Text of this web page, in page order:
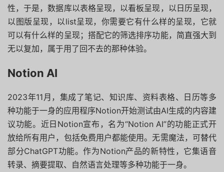
性，于是，数据库以表格呈现，以看板呈现，以日历呈现，
以图版呈现，以list呈现，你需要它有什么样的呈现，它就
可以有什么样的呈现；搭配它的筛选排序功能，简直强大到
无以复加，属于用了回不去的那种体验。
Notion AI
2023年11月，集成了笔记、知识库、资料表格、日历等多
种功能于一身的应用程序Notion开始测试由AI生成的内容建
议功能。近日Notion宣布，名为“Notion AI”的功能正式开
放给所有用户，包括免费用户都能使用。无需魔法，可替代
部分ChatGPT功能。作为Notion产品的新特性，它集语音
转录、摘要提取、自然语言处理等多种功能于一身。